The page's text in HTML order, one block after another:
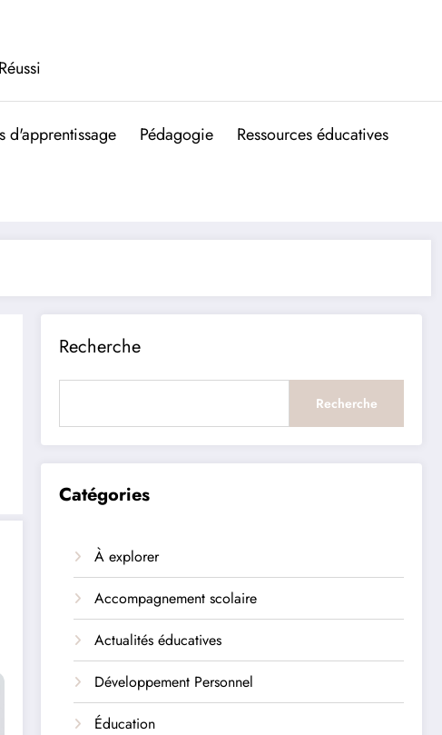
d'apprentissage Pédagogie Ressources éducatives
Recherche
Recherche
Catégories
À explorer
Accompagnement scolaire
Actualités éducatives
Développement Personnel
Éducation